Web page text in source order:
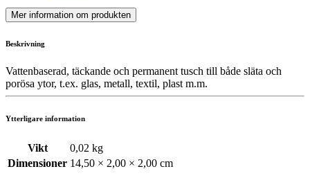
Mer information om produkten
Beskrivning
Vattenbaserad, täckande och permanent tusch till både släta och
porösa ytor, t.ex. glas, metall, textil, plast m.m.
Ytterligare information
Vikt
0,02 kg
Dimensioner 14,50 × 2,00 × 2,00 cm